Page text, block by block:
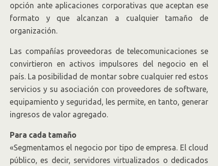
opción ante aplicaciones corporativas que aceptan ese
formato y que alcanzan a cualquier tamaño de
organización.
Las compañías proveedoras de telecomunicaciones se
convirtieron en activos impulsores del negocio en el
país. La posibilidad de montar sobre cualquier red estos
servicios y su asociación con proveedores de software,
equipamiento y seguridad, les permite, en tanto, generar
ingresos de valor agregado.
Para cada tamaño
«Segmentamos el negocio por tipo de empresa. El cloud
público, es decir, servidores virtualizados o dedicados